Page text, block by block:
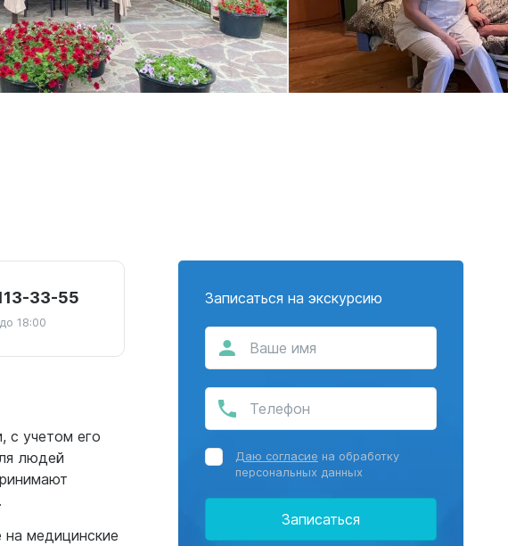
33-55
18:00
Записаться на экскурсию
Даю согласие на обработку
персональных данных
Записаться
с учетом его
людей
медицинские